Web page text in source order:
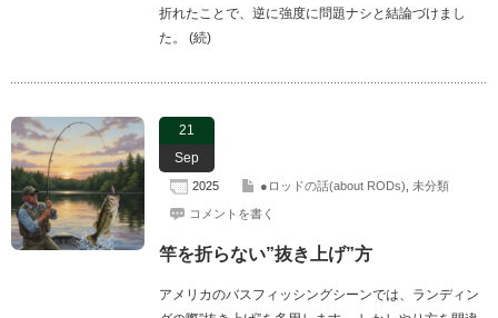
折れたことで、逆に強度に問題ナシと結論づけまし
た。 (続)
21
Sep
2025 ●ロッドの話(about RODs) 未分類
コメントを書く
竿を折らない”抜き上げ”方
アメリカのバスフィッシングシーンでは、ランディン